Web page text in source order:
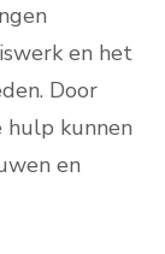
en het
Door
hulp kunnen
en